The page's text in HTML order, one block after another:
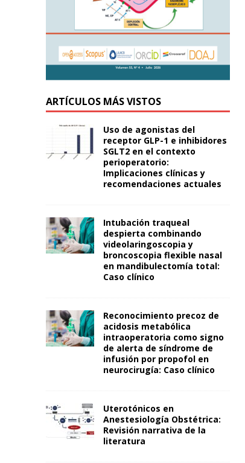
ARTÍCULOS MÁS VISTOS
Uso de agonistas del
receptor GLP-1 e inhibidores
SGLT2 en el contexto
perioperatorio:
Implicaciones clínicas y
recomendaciones actuales
Intubación traqueal
despierta combinando
videolaringoscopia y
broncoscopia flexible nasal
en mandibulectomía total:
Caso clínico
Reconocimiento precoz de
acidosis metabólica
intraoperatoria como signo
de alerta de síndrome de
infusión por propofol en
neurocirugía: Caso clínico
Uterotónicos en
Anestesiología Obstétrica:
Revisión narrativa de la
literatura